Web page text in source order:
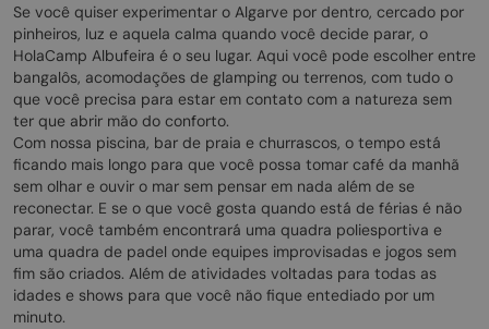
Se você quiser experimentar o Algarve por dentro, cercado por
pinheiros, luz e aquela calma quando você decide parar, o
HolaCamp Albufeira é o seu lugar. Aqui você pode escolher entre
bangalôs, acomodações de glamping ou terrenos, com tudo o
que você precisa para estar em contato com a natureza sem
ter que abrir mão do conforto.
Com nossa piscina, bar de praia e churrascos, o tempo está
ficando mais longo para que você possa tomar café da manhã
sem olhar e ouvir o mar sem pensar em nada além de se
reconectar. E se o que você gosta quando está de férias é não
parar, você também encontrará uma quadra poliesportiva e
uma quadra de padel onde equipes improvisadas e jogos sem
fim são criados. Além de atividades voltadas para todas as
idades e shows para que você não fique entediado por um
minuto.